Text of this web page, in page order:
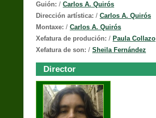
Guión: / Carlos A. Quirós
Dirección artística: / Carlos A. Quirós
Montaxe: / Carlos A. Quirós
Xefatura de produción: / Paula Collazo
Xefatura de son: / Sheila Fernández
Director